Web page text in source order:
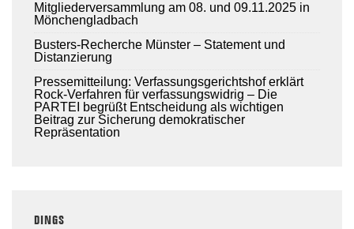
Mitgliederversammlung am 08. und 09.11.2025 in
Mönchengladbach
Busters-Recherche Münster – Statement und
Distanzierung
Pressemitteilung: Verfassungsgerichtshof erklärt
Rock-Verfahren für verfassungswidrig – Die
PARTEI begrüßt Entscheidung als wichtigen
Beitrag zur Sicherung demokratischer
Repräsentation
DINGS